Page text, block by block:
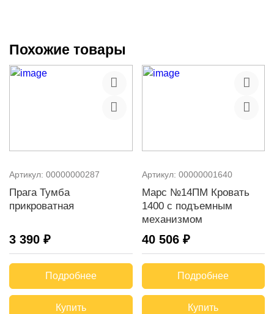
Похожие товары
Артикул: 00000000287
Прага Тумба
прикроватная
3 390 ₽
Подробнее
Купить
Артикул: 00000001640
Марс №14ПМ Кровать
1400 с подъемным
механизмом
40 506 ₽
Подробнее
Купить